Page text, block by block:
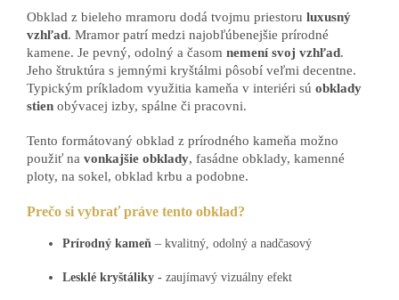
Obklad z bieleho mramoru dodá tvojmu priestoru luxusný
vzhľad. Mramor patrí medzi najobľúbenejšie prírodné
kamene. Je pevný, odolný a časom nemení svoj vzhľad.
Jeho štruktúra s jemnými kryštálmi pôsobí veľmi decentne.
Typickým príkladom využitia kameňa v interiéri sú obklady
stien obývacej izby, spálne či pracovni.
Tento formátovaný obklad z prírodného kameňa možno
použiť na vonkajšie obklady, fasádne obklady, kamenné
ploty, na sokel, obklad krbu a podobne.
Prečo si vybrať práve tento obklad?
Prírodný kameň – kvalitný, odolný a nadčasový
Lesklé kryštáliky - zaujímavý vizuálny efekt